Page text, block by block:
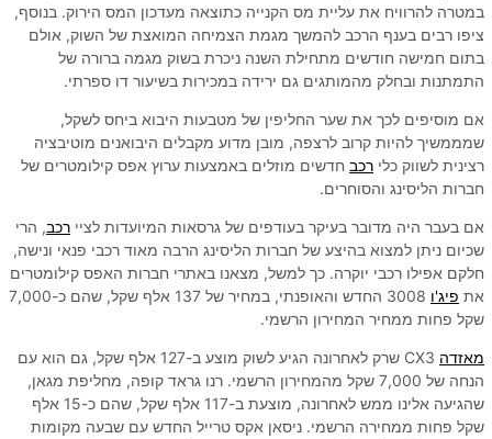
במטרה להרוויח את עליית מס הקנייה כתוצאה מעדכון המס הירוק. בנוסף,
ציפו רבים בענף הרכב להמשך מגמת הצמיחה המואצת של השוק, אולם
בתום חמישה חודשים מתחילת השנה ניכרת בשוק מגמה ברורה של
התמתנות ובחלק מהמותגים גם ירידה במכירות בשיעור דו ספרתי.
אם מוסיפים לכך את שער החליפין של מטבעות היבוא ביחס לשקל,
שמממשיך להיות קרוב לרצפה, מובן מדוע מקבלים היבואנים מוטיבציה
רצינית לשווק כלי רכב חדשים מוזלים באמצעות ערוץ אפס קילומטרים של
חברות הליסינג והסוחרים.
אם בעבר היה מדובר בעיקר בעודפים של גרסאות המיועדות לציי רכב, הרי
שכיום ניתן למצוא בהיצע של חברות הליסינג הרבה מאוד רכבי פנאי ונישה,
חלקם אפילו רכבי יוקרה. כך למשל, מצאנו באתרי חברות האפס קילומטרים
את פיג'ו
3008 החדש והאופנתי, במחיר של 137 אלף שקל, שהם כ-7,000
שקל פחות ממחיר המחירון הרשמי.
מאזדה
CX3 שרק לאחרונה הגיע לשוק מוצע ב-127 אלף שקל, גם הוא עם
הנחה של 7,000 שקל מהמחירון הרשמי. רנו גראד קופה, מחליפת מגאן,
שהגיעה אלינו ממש לאחרונה, מוצעת ב-117 אלף שקל, שהם כ-15 אלף
שקל פחות ממחירה הרשמי. ניסאן אקס טרייל החדש עם שבעה מקומות